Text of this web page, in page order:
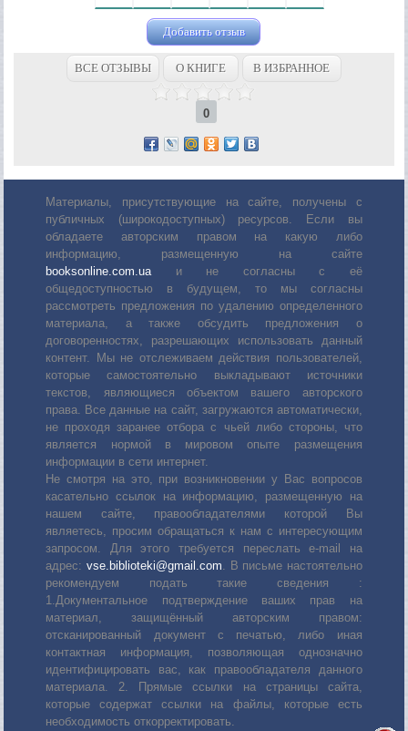
Добавить отзыв
ВСЕ ОТЗЫВЫ О КНИГЕ В ИЗБРАННОЕ
0
Материалы, присутствующие на сайте, получены с
публичных (широкодоступных) ресурсов. Если вы
обладаете авторским правом на какую либо
информацию, размещенную на сайте
booksonline.com.uaи не согласны с её
общедоступностью в будущем, то мы согласны
рассмотреть предложения по удалению определенного
материала, а также обсудить предложения о
договоренностях, разрешающих использовать данный
контент. Мы не отслеживаем действия пользователей,
которые самостоятельно выкладывают источники
текстов, являющиеся объектом вашего авторского
права. Все данные на сайт, загружаются автоматически,
не проходя заранее отбора с чьей либо стороны, что
является нормой в мировом опыте размещения
информации в сети интернет.
Не смотря на это, при возникновении у Вас вопросов
касательно ссылок на информацию, размещенную на
нашем сайте, правообладателями которой Вы
являетесь, просим обращаться к нам с интересующим
запросом. Для этого требуется переслать е-mail на
адрес: vse.biblioteki@gmail.com. В письме настоятельно
рекомендуем подать такие сведения :
1.Документальное подтверждение ваших прав на
материал, защищённый авторским правом:
отсканированный документ с печатью, либо иная
контактная информация, позволяющая однозначно
идентифицировать вас, как правообладателя данного
материала. 2. Прямые ссылки на страницы сайта,
которые содержат ссылки на файлы, которые есть
необходимость откорректировать.